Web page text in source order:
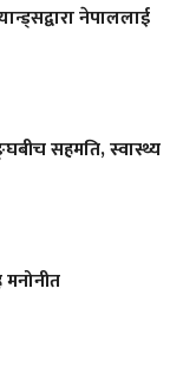
नेपाललाई
सहमति, स्वास्थ्य
मनोनीत